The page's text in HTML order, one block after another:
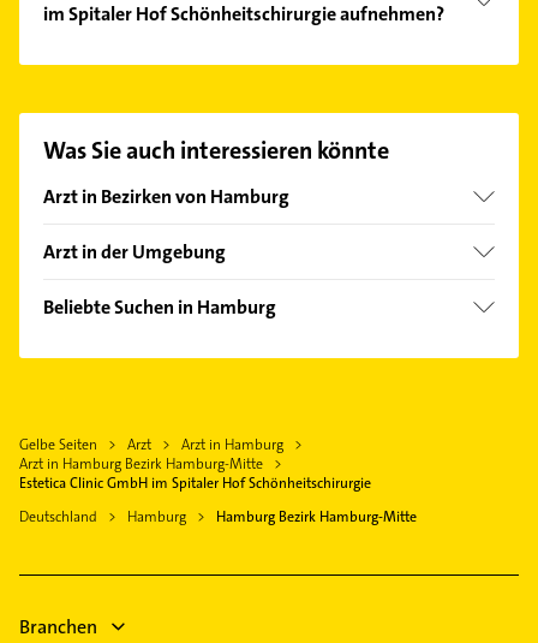
im Spitaler Hof Schönheitschirurgie aufnehmen?
auswählen. Hier finden Sie alleKontaktdaten
Was Sie auch interessieren könnte
Arzt in Bezirken von Hamburg
Bezirk Altona
Bezirk Eimsbüttel
Hamburg-Altstadt
Arzt in der Umgebung
Norderstedt
Pinneberg
Ahrensburg
Quickborn Kreis Pinneberg
Beliebte Suchen in Hamburg
Lackiererei
Maler
Elektroinstallation
Dachdecker
Gelbe Seiten Arzt
Arzt in Hamburg
Arzt in Hamburg Bezirk Hamburg-Mitte
Estetica Clinic GmbH im Spitaler Hof Schönheitschirurgie
Deutschland
Hamburg Hamburg Bezirk Hamburg-Mitte
Branchen